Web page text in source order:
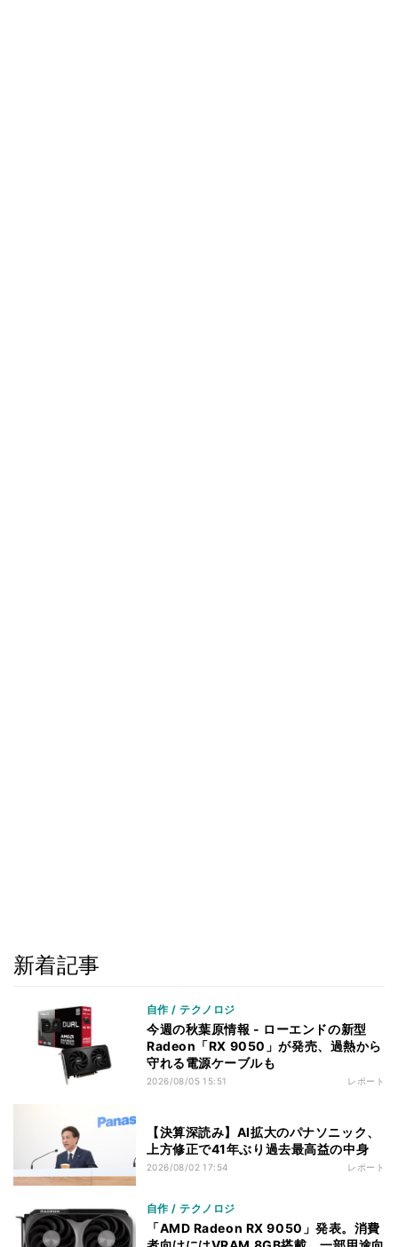
新着記事
自作 / テクノロジ
今週の秋葉原情報 - ローエンドの新型
Radeon「RX 9050」が発売、過熱から
守れる電源ケーブルも
2026/08/05 15:51 レポート
【決算深読み】AI拡大のパナソニック、
上方修正で41年ぶり過去最高益の中身
2026/08/02 17:54 レポート
自作 / テクノロジ
「AMD Radeon RX 9050」発表。消費